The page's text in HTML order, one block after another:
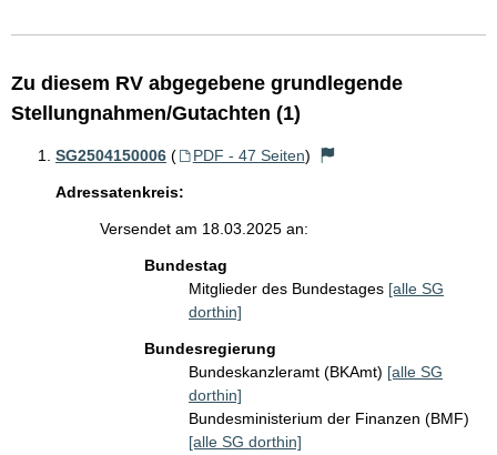
Zu diesem RV abgegebene grundlegende
Stellungnahmen/Gutachten (1)
SG2504150006 ( PDF - 47 Seiten)
Adressatenkreis:
Versendet am 18.03.2025 an:
Bundestag
Mitglieder des Bundestages [alle SG
dorthin]
Bundesregierung
Bundeskanzleramt (BKAmt) [alle SG
dorthin]
Bundesministerium der Finanzen (BMF)
[alle SG dorthin]